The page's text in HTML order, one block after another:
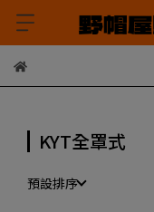
KYT全罩式
預設排序